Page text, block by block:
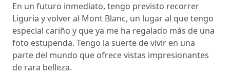
En un futuro inmediato, tengo previsto recorrer
Liguria y volver al Mont Blanc, un lugar al que tengo
especial cariño y que ya me ha regalado más de una
foto estupenda. Tengo la suerte de vivir en una
parte del mundo que ofrece vistas impresionantes
de rara belleza.